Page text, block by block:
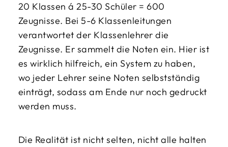
20 Klassen á 25-30 Schüler = 600
Zeugnisse. Bei 5-6 Klassenleitungen
verantwortet der Klassenlehrer die
Zeugnisse. Er sammelt die Noten ein. Hier ist
es wirklich hilfreich, ein System zu haben,
wo jeder Lehrer seine Noten selbstständig
einträgt, sodass am Ende nur noch gedruckt
werden muss.
Die Realität ist nicht selten, nicht alle halten